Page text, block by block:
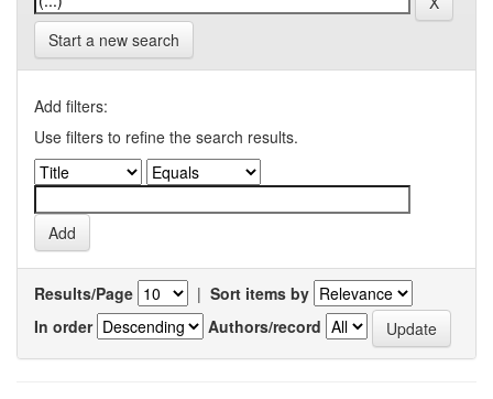
Start a new search
Add filters:
Use filters to refine the search results.
Results/Page | Sort items by
In order
Authors/record